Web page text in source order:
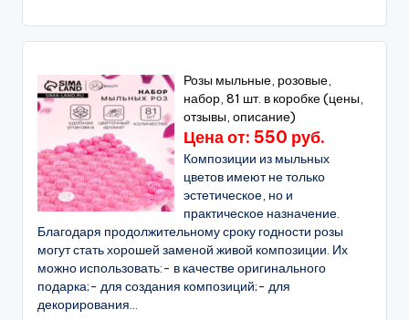
Розы мыльные, розовые,
набор, 81 шт. в коробке (цены,
отзывы, описание)
Цена от: 550 руб.
Композиции из мыльных
цветов имеют не только
эстетическое, но и
практическое назначение.
Благодаря продолжительному сроку годности розы
могут стать хорошей заменой живой композиции. Их
можно использовать:- в качестве оригинального
подарка;- для создания композиций;- для
декорирования...